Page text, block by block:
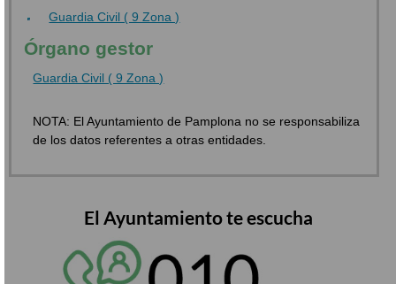
Guardia Civil ( 9 Zona )
Órgano gestor
Guardia Civil ( 9 Zona )
NOTA: El Ayuntamiento de Pamplona no se responsabiliza
de los datos referentes a otras entidades.
El Ayuntamiento te escucha